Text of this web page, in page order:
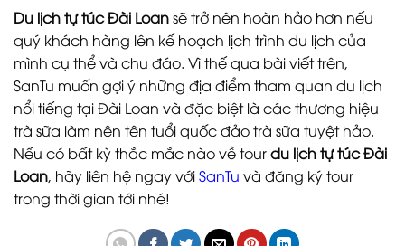
Du lịch tự túc Đài Loansẽ trở nên hoàn hảo hơn nếu
quý khách hàng lên kế hoạch lịch trình du lịch của
mình cụ thể và chu đáo. Vì thế qua bài viết trên,
SanTu muốn gợi ý những địa điểm tham quan du lịch
nổi tiếng tại Đài Loan và đặc biệt là các thương hiệu
trà sữa làm nên tên tuổi quốc đảo trà sữa tuyệt hảo.
Nếu có bất kỳ thắc mắc nào về tourdu lịch tự túc Đài
Loan, hãy liên hệ ngay vớiSanTu và đăng ký tour
trong thời gian tới nhé!